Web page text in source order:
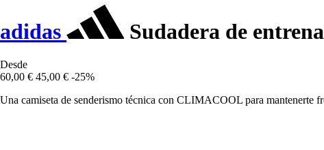
adidas Sudadera de
Desde
60,00 € 45,00 € -25%
Una camiseta de senderismo técnica con CLIMACOOL para mantenerte